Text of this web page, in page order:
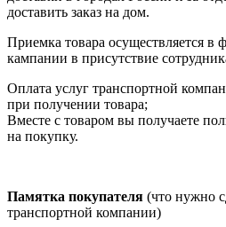
доставить заказ на дом.
Приемка товара осуществляется в
кампании в присутствие
Оплата услуг транспортной
при получении товара;
Вместе с товаром вы получаете
на покупку.
Памятка покупателя (что нужно
транспортной компании)